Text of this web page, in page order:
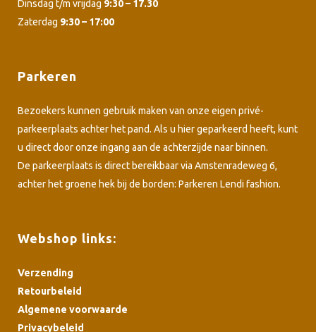
Dinsdag t/m vrijdag 9:30 – 17.30
Zaterdag 9:30 – 17:00
Parkeren
Bezoekers kunnen gebruik maken van onze eigen privé-
parkeerplaats achter het pand. Als u hier geparkeerd heeft, kunt
u direct door onze ingang aan de achterzijde naar binnen.
De parkeerplaats is direct bereikbaar via Amstenradeweg 6,
achter het groene hek bij de borden: Parkeren Lendi fashion.
Webshop links:
Verzending
Retourbeleid
Algemene voorwaarde
Privacybeleid